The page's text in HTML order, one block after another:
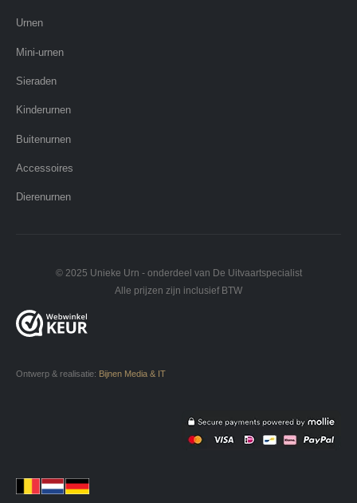
Urnen
Mini-urnen
Sieraden
Kinderurnen
Buitenurnen
Accessoires
Dierenurnen
© 2025 Unieke Urn - onderdeel van De Uitvaartspecialist
Alle prijzen zijn inclusief BTW
Ontwerp & realisatie: Bijnen Media & IT